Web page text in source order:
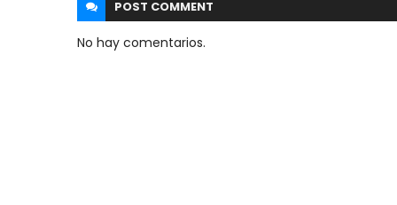
POST COMMENT
No hay comentarios.